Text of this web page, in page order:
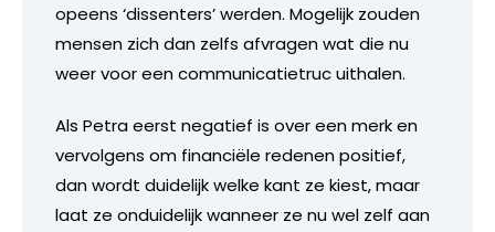
opeens ‘dissenters’ werden. Mogelijk zouden
mensen zich dan zelfs afvragen wat die nu
weer voor een communicatietruc uithalen.
Als Petra eerst negatief is over een merk en
vervolgens om financiële redenen positief,
dan wordt duidelijk welke kant ze kiest, maar
laat ze onduidelijk wanneer ze nu wel zelf aan